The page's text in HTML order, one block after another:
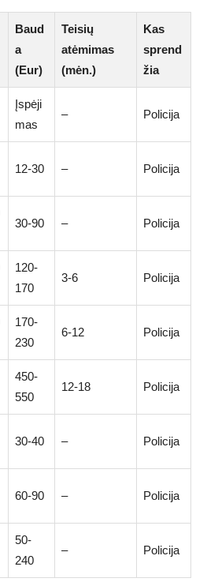
Baud
a
(Eur)
Teisių
atėmimas
(mėn.)
Kas
sprend
žia
Įspėji
mas
– Policija
12-30 – Policija
30-90 – Policija
120-
170
3-6 Policija
170-
230
6-12 Policija
450-
550
12-18 Policija
30-40 – Policija
60-90 – Policija
50-
240
– Policija